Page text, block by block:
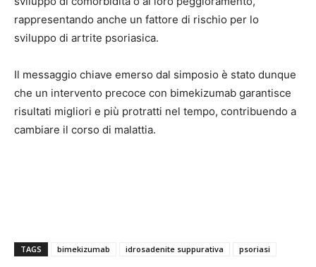
rappresentando anche un fattore di rischio per lo
sviluppo di artrite psoriasica.
Il messaggio chiave emerso dal simposio è stato dunque
che un intervento precoce con bimekizumab garantisce
risultati migliori e più protratti nel tempo, contribuendo a
cambiare il corso di malattia.
TAGS bimekizumab idrosadenite suppurativa psoriasi